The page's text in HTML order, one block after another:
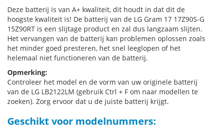
Deze batterij is van A+ kwaliteit, dit houdt in dat dit de
hoogste kwaliteit is! De batterij van de LG Gram 17 17Z90S-G
15Z90RT is een slijtage product en zal dus langzaam slijten.
Het vervangen van de batterij kan problemen oplossen zoals
het minder goed presteren, het snel leeglopen of het
helemaal niet functioneren van de batterij.
Opmerking:
Controleer het model en de vorm van uw originele batterij
van de LG LB2122LM (gebruik Ctrl + F om naar modellen te
zoeken). Zorg ervoor dat u de juiste batterij krijgt.
Geschikt voor modelnummers: